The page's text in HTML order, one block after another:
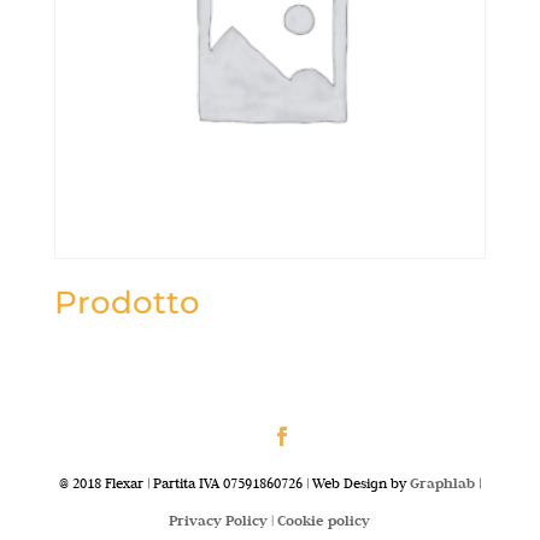
Prodotto
@ 2018 Flexar | Partita IVA 07591860726 | Web Design byGraphlab|
Privacy Policy |Cookie policy